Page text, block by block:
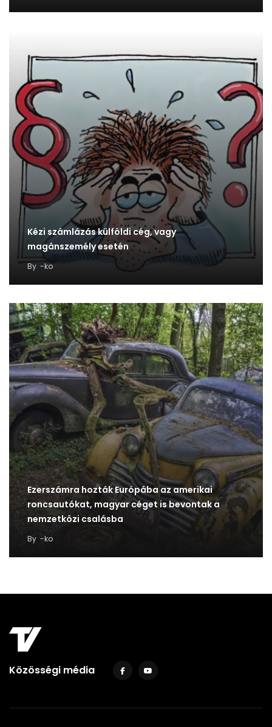
Kézi számlázás külföldi cég, vagy
magánszemély esetén
By -ko
Ezerszámra hozták Európába az amerikai
roncsautókat, magyar céget is bevontak a
nemzetközi csalásba
By -ko
Közösségi média